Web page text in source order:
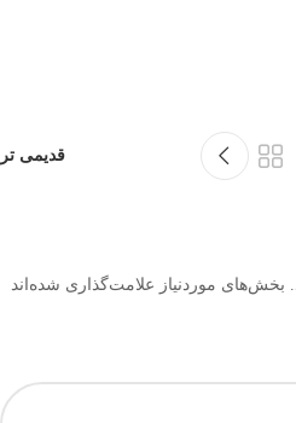
قدیمی تر
بخش‌های موردنیاز علامت‌گذاری شده‌اند